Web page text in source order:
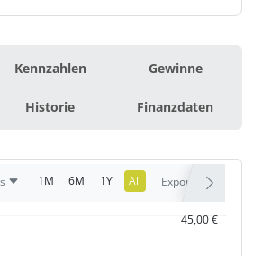
Kennzahlen Gewinne
Historie Finanzdaten
1M 6M 1Y All Export
45,00 €